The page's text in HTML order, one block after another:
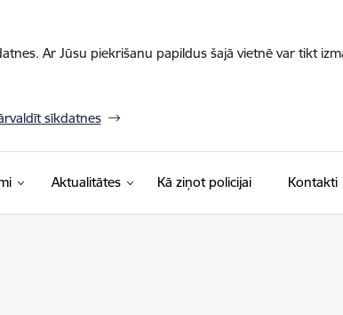
Ar Jūsu piekrišanu papildus šajā vietnē var tikt
sīkdatnes
Aktualitātes Kā ziņot policijai Kontakti